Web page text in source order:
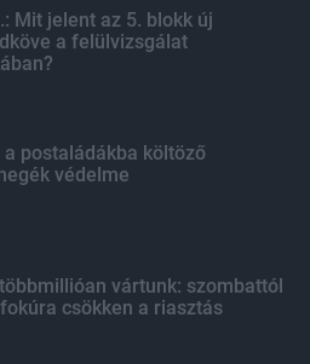
Mit jelent az 5. blokk új
a felülvizsgálat
a postaládákba költöző
védelme
vártunk: szombattól
csökken a riasztás